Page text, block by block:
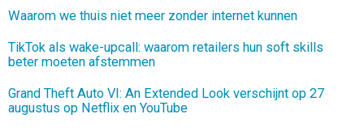
Waarom we thuis niet meer zonder internet kunnen
TikTok als wake-upcall: waarom retailers hun soft skills
beter moeten afstemmen
Grand Theft Auto VI: An Extended Look verschijnt op 27
augustus op Netflix en YouTube